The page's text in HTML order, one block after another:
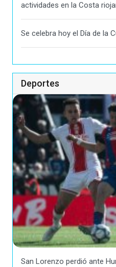
actividades en la Costa
Se celebra hoy el Día de la
Deportes
San Lorenzo perdió ante